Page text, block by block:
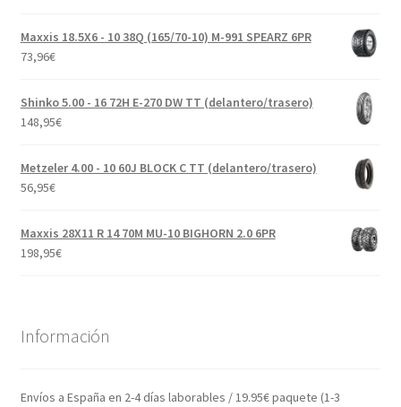
Maxxis 18.5X6 - 10 38Q (165/70-10) M-991 SPEARZ 6PR
73,96€
Shinko 5.00 - 16 72H E-270 DW TT (delantero/trasero)
148,95€
Metzeler 4.00 - 10 60J BLOCK C TT (delantero/trasero)
56,95€
Maxxis 28X11 R 14 70M MU-10 BIGHORN 2.0 6PR
198,95€
Información
Envíos a España en 2-4 días laborables / 19.95€ paquete (1-3